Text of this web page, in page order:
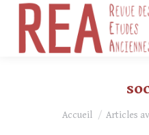
Vous êtes ici :
Accueil Articles